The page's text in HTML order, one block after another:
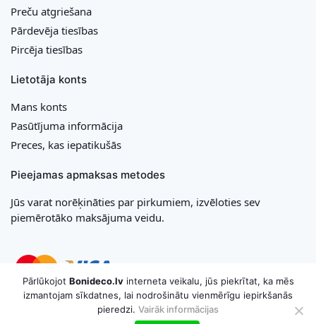
Preču atgriešana
Pārdevēja tiesības
Pircēja tiesības
Lietotāja konts
Mans konts
Pasūtījuma informācija
Preces, kas iepatikušās
Pieejamas apmaksas metodes
Jūs varat norēķināties par pirkumiem, izvēloties sev
piemērotāko maksājuma veidu.
Pārlūkojot Bonideco.lvinterneta veikalu, jūs piekrītat, ka mēs
izmantojam sīkdatnes, lai nodrošinātu vienmērīgu iepirkšanās
pieredzi. Vairāk informācijas